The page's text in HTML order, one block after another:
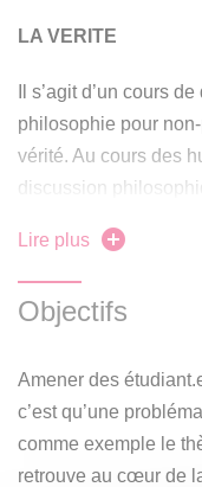
LA VERITE
Il s’agit d’un cours
philosophie pour
vérité. Au cours des
discussion
philosophique sera
moments historiques,
christianisme, la
notre propre moment
« post-vérité ». Il
la philosophie peut
réelles dont le sens
Lire plus
Objectifs
Amener des
c’est qu’une
comme exemple le
retrouve au cœur de